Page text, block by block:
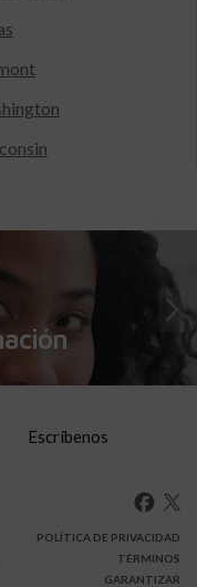
Escríbenos
POLÍTICA DE PRIVACIDAD
TÉRMINOS
GARANTIZAR